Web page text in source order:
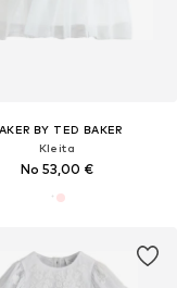
BY TED BAKER
Kleita
No 53,00 €